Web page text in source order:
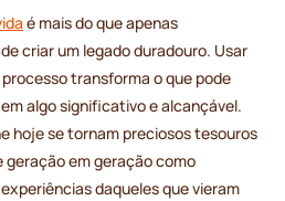
é mais do que apenas
criar um legado duradouro. Usar
transforma o que pode
algo significativo e alcançável.
hoje se tornam preciosos tesouros
em geração como
daqueles que vieram